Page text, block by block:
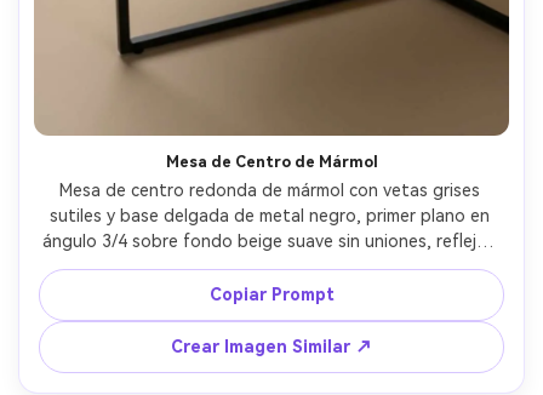
Mesa de Centro de Mármol
Mesa de centro redonda de mármol con vetas grises
sutiles y base delgada de metal negro, primer plano en
ángulo 3/4 sobre fondo beige suave sin uniones, reflejos
brillantes controlados, iluminación de estudio con difusor
grande, tomada con Canon EOS R5, 70mm, f/10, textura
de piedra ultrarrealista, calidad premium de catálogo --ar
4:5
Copiar Prompt
Crear Imagen Similar ↗
gratis!